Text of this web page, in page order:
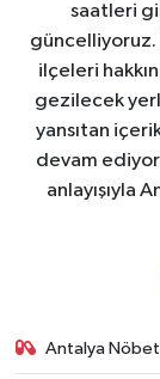
saatleri
güncelliyoruz.
ilçeleri
gezilecek
yansıtan
devam
anlayışıyla
Antalya